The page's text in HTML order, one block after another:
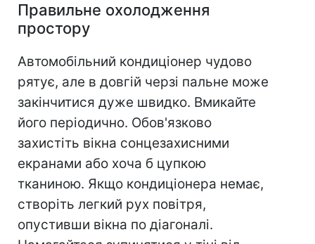
Правильне охолодження
простору
Автомобільний кондиціонер чудово
рятує, але в довгій черзі пальне може
закінчитися дуже швидко. Вмикайте
його періодично. Обов'язково
захистіть вікна сонцезахисними
екранами або хоча б цупкою
тканиною. Якщо кондиціонера немає,
створіть легкий рух повітря,
опустивши вікна по діагоналі.